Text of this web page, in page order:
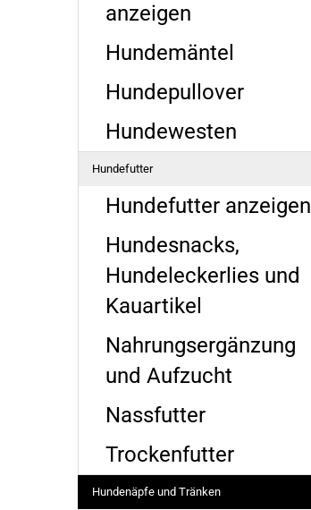
anzeigen
Hundemäntel
Hundepullover
Hundewesten
Hundefutter
Hundefutter anzeigen
Hundesnacks,
Hundeleckerlies und
Kauartikel
Nahrungsergänzung
und Aufzucht
Nassfutter
Trockenfutter
Hundenäpfe und Tränken